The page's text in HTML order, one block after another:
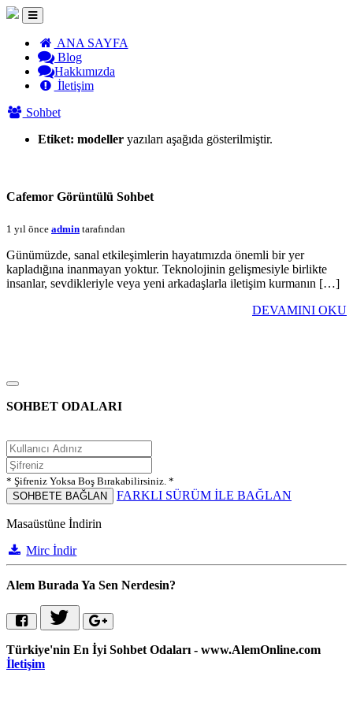
ANA SAYFA
Blog
Hakkımızda
İletişim
Sohbet
Etiket: modeller yazıları aşağıda gösterilmiştir.
Cafemor Görüntülü Sohbet
1 yıl önce admin tarafından
Günümüzde, sanal etkileşimlerin hayatımızda önemli bir yer
kapladığına inanmayan yoktur. Teknolojinin gelişmesiyle birlikte
insanlar, sevdikleriyle veya yeni arkadaşlarla iletişim kurmanın […]
DEVAMINI OKU
SOHBET ODALARI
* Şifreniz Yoksa Boş Bırakabilirsiniz. *
SOHBETE BAĞLAN
FARKLI SÜRÜM İLE BAĞLAN
Masaüstüne İndirin
Mirc İndir
Alem Burada Ya Sen Nerdesin?
Türkiye'nin En İyi Sohbet Odaları - www.AlemOnline.com
İletişim